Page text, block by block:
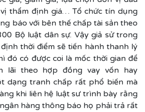
thẩm định giá… Tổ chức tín dụng
báo với bên thế chấp tài sản theo
Bộ luật dân sự. Vậy giả sử trong
thời điểm sẽ tiến hành thanh lý
đó có được coi là mốc thời gian để
lãi theo hợp đồng vay vốn hay
dạng tranh chấp rất phổ biến mà
khi liên hệ luật sư trình bày rằng
hàng thông báo họ phải trả rất